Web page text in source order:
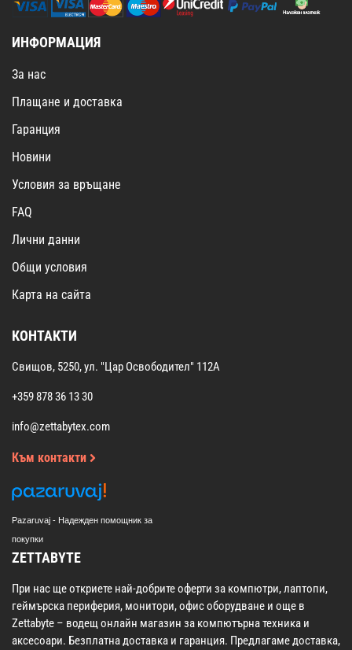
ИНФОРМАЦИЯ
За нас
Плащане и доставка
Гаранция
Новини
Условия за връщане
FAQ
Лични данни
Общи условия
Карта на сайта
КОНТАКТИ
Свищов, 5250, ул. "Цар Освободител" 112А
+359 878 36 13 30
info@zettabytex.com
Към контакти
Pazaruvaj - Надежден помощник за
покупки
ZETTABYTE
При нас ще откриете най-добрите оферти за компютри, лаптопи,
геймърска периферия, монитори, офис оборудване и още в
Zettabyte – водещ онлайн магазин за компютърна техника и
аксесоари. Безплатна доставка и гаранция. Предлагаме доставка,